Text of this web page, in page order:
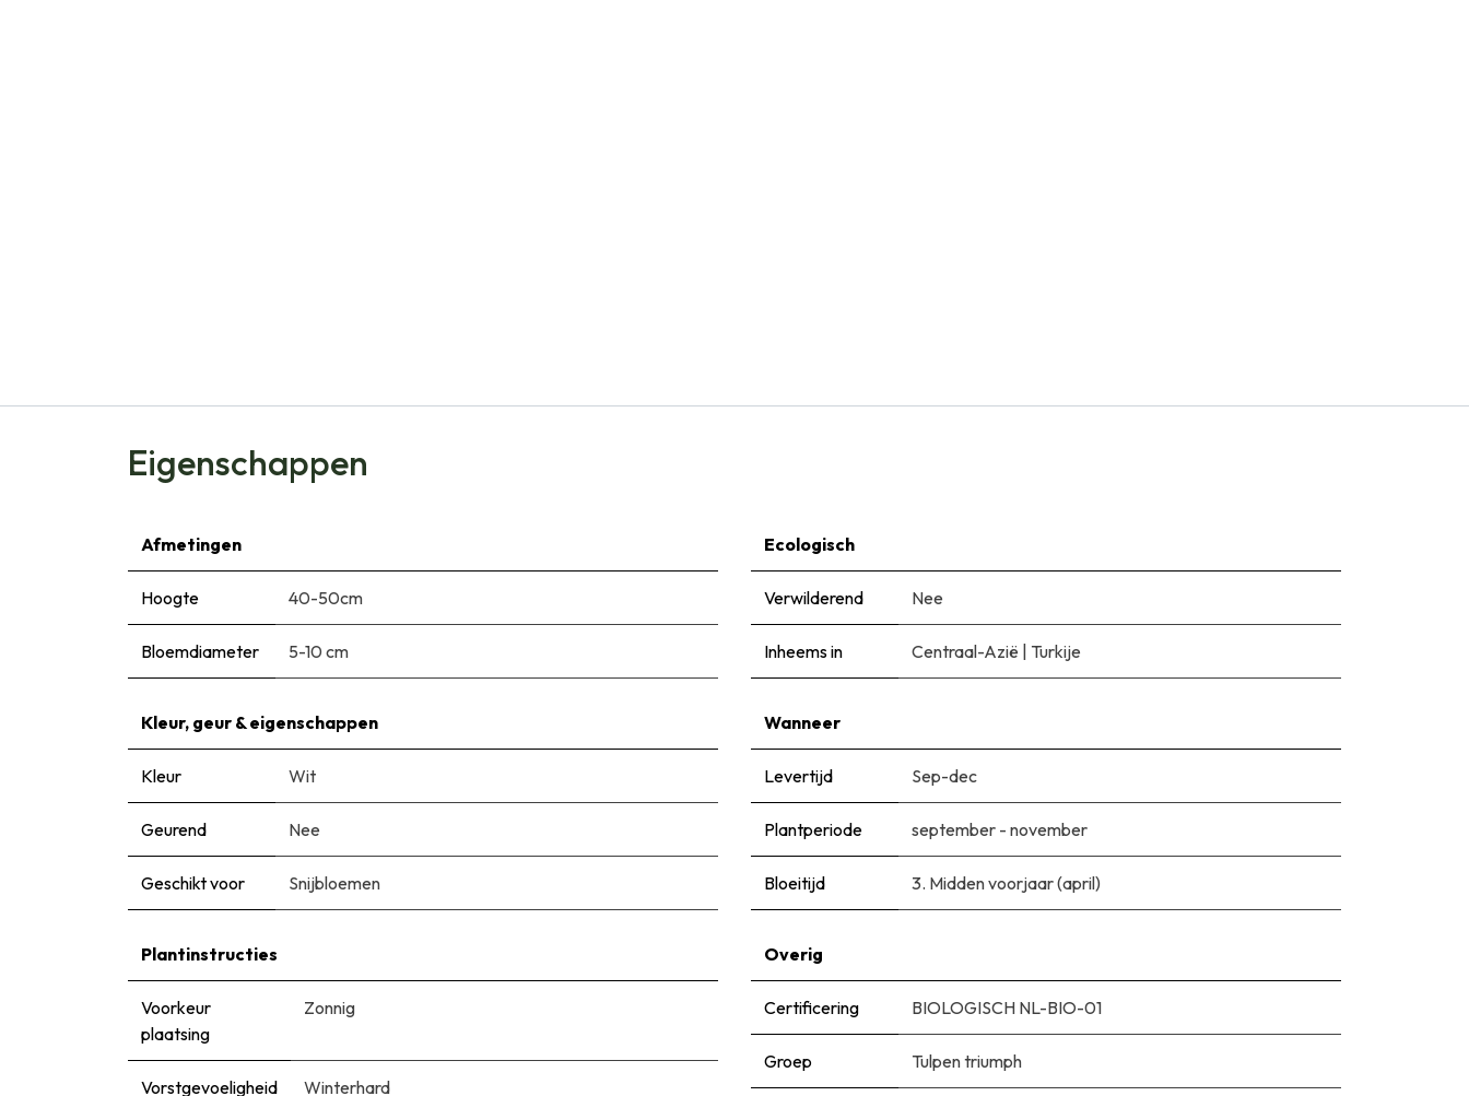
Eigenschappen
Afmetingen
Hoogte 40-50cm
Bloemdiameter 5-10 cm
Ecologisch
Verwilderend Nee
Inheems in Centraal-Azië Turkije
Kleur, geur & eigenschappen
Kleur Wit
Geurend Nee
Geschikt voor Snijbloemen
Wanneer
Levertijd Sep-dec
Plantperiode september - november
Bloeitijd 3. Midden voorjaar (april)
Plantinstructies
Voorkeur
plaatsing
Zonnig
Vorstgevoeligheid Winterhard
Overig
Certificering BIOLOGISCH NL-BIO-01
Groep Tulpen triumph